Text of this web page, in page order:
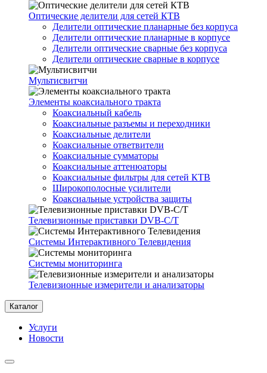
Оптические делители для сетей КТВ
Делители оптические планарные без корпуса
Делители оптические планарные в корпусе
Делители оптические сварные без корпуса
Делители оптические сварные в корпусе
Мультисвитчи
Элементы коаксиального тракта
Коаксиальный кабель
Коаксиальные разъемы и переходники
Коаксиальные делители
Коаксиальные ответвители
Коаксиальные сумматоры
Коаксиальные аттенюаторы
Коаксиальные фильтры для сетей КТВ
Широкополосные усилители
Коаксиальные устройства защиты
Телевизионные приставки DVB-C/T
Системы Интерактивного Телевидения
Системы мониторинга
Телевизионные измерители и анализаторы
Каталог
Услуги
Новости